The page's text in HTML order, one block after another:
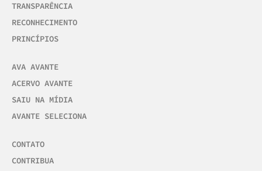
TRANSPARÊNCIA
RECONHECIMENTO
PRINCÍPIOS
AVA AVANTE
ACERVO AVANTE
SAIU NA MÍDIA
AVANTE SELECIONA
CONTATO
CONTRIBUA